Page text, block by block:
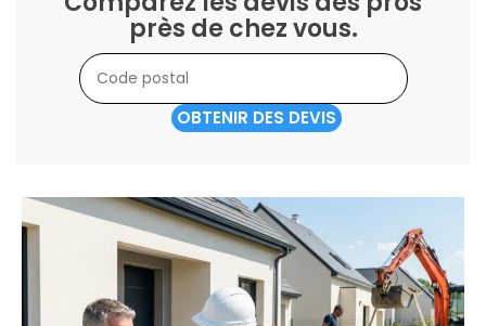
près de chez vous.
OBTENIR DES DEVIS